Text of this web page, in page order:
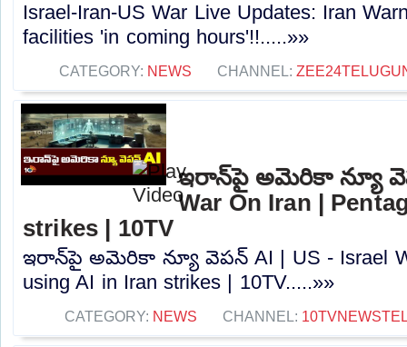
Israel-Iran-US War Live Updates: Iran
facilities 'in coming hours'!!.....»»
CATEGORY: NEWS CHANNEL:
ఇరాన్‎పై అమెరికా న్యూ
War On Iran |
strikes | 10TV
ఇరాన్‎పై అమెరికా న్యూ వెపన్ AI | US - Israel
using AI in Iran strikes | 10TV.....»»
CATEGORY: NEWS CHANNEL: